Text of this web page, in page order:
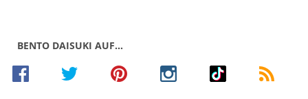
BENTO DAISUKI AUF…